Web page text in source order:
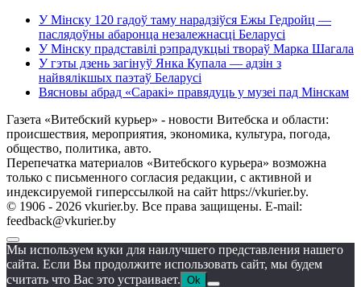
У Мінску 120 гадоў таму нарадзіўся Ежы Гедройц —
паслядоўны абаронца незалежнасці Беларусі
У Мінску прадставілі рэпрадукцыі твораў Марка Шагала
У гэты дзень загінуў Янка Купала — адзін з
найвялікшых паэтаў Беларусі
Вясновы абрад «Саракі» правядуць у музеі пад Мінскам
Газета «Витебский курьер» - новости Витебска и области:
происшествия, мероприятия, экономика, культура, погода,
общество, политика, авто.
Перепечатка материалов «Витебского курьера» возможна
только с письменного согласия редакции, с активной и
индексируемой гиперссылкой на сайт https://vkurier.by.
© 1906 - 2026 vkurier.by. Все права защищены. E-mail:
feedback@vkurier.by
Мы используем куки для наилучшего представления нашего
сайта. Если Вы продолжите использовать сайт, мы будем
считать что Вас это устраивает. Ok